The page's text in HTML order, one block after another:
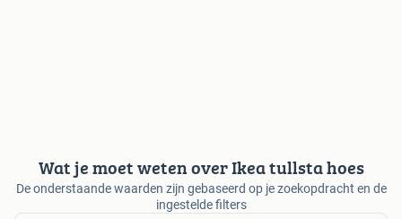
Wat je moet weten over Ikea tullsta hoes
De onderstaande waarden zijn gebaseerd op je zoekopdracht en de
ingestelde filters